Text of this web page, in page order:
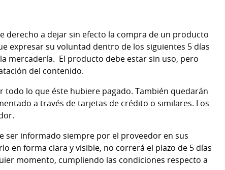
derecho a dejar sin efecto la compra de un producto
expresar su voluntad dentro de los siguientes 5 días
mercadería. El producto debe estar sin uso, pero
del contenido.
lo que éste hubiere pagado. También quedarán
a través de tarjetas de crédito o similares. Los
ser informado siempre por el proveedor en sus
en forma clara y visible, no correrá el plazo de 5 días
momento, cumpliendo las condiciones respecto a